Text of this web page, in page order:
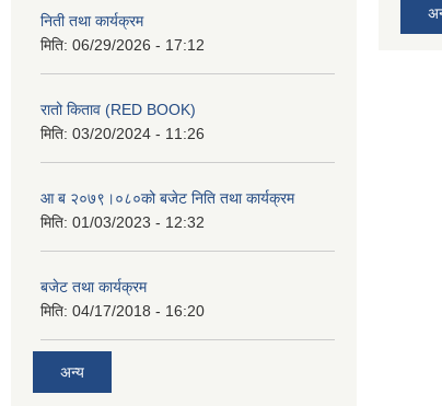
निती तथा कार्यक्रम
मिति: 06/29/2026 - 17:12
रातो किताव (RED BOOK)
मिति: 03/20/2024 - 11:26
आ ब २०७९।०८०को बजेट निति तथा कार्यक्रम
मिति: 01/03/2023 - 12:32
बजेट तथा कार्यक्रम
मिति: 04/17/2018 - 16:20
अन्य